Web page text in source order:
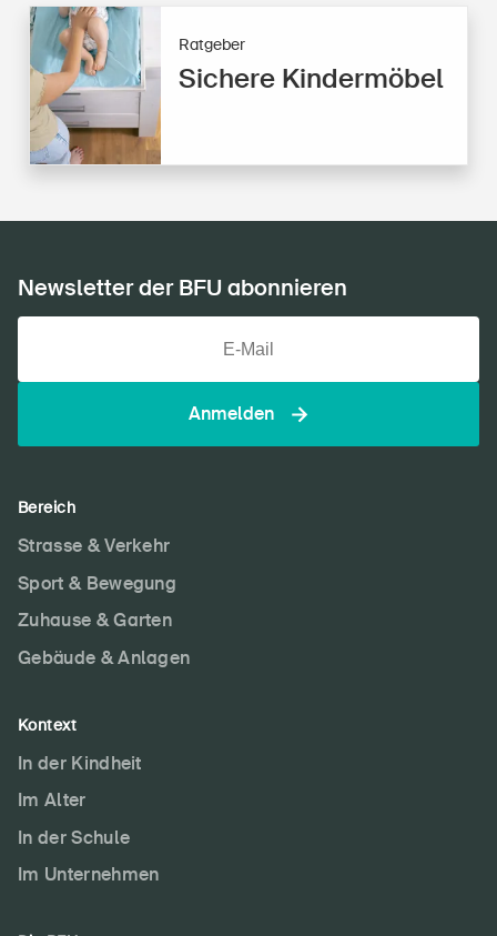
Ratgeber
Sichere Kindermöbel
Newsletter der BFU abonnieren
Anmelden
Bereich
Strasse & Verkehr
Sport & Bewegung
Zuhause & Garten
Gebäude & Anlagen
Kontext
In der Kindheit
Im Alter
In der Schule
Im Unternehmen